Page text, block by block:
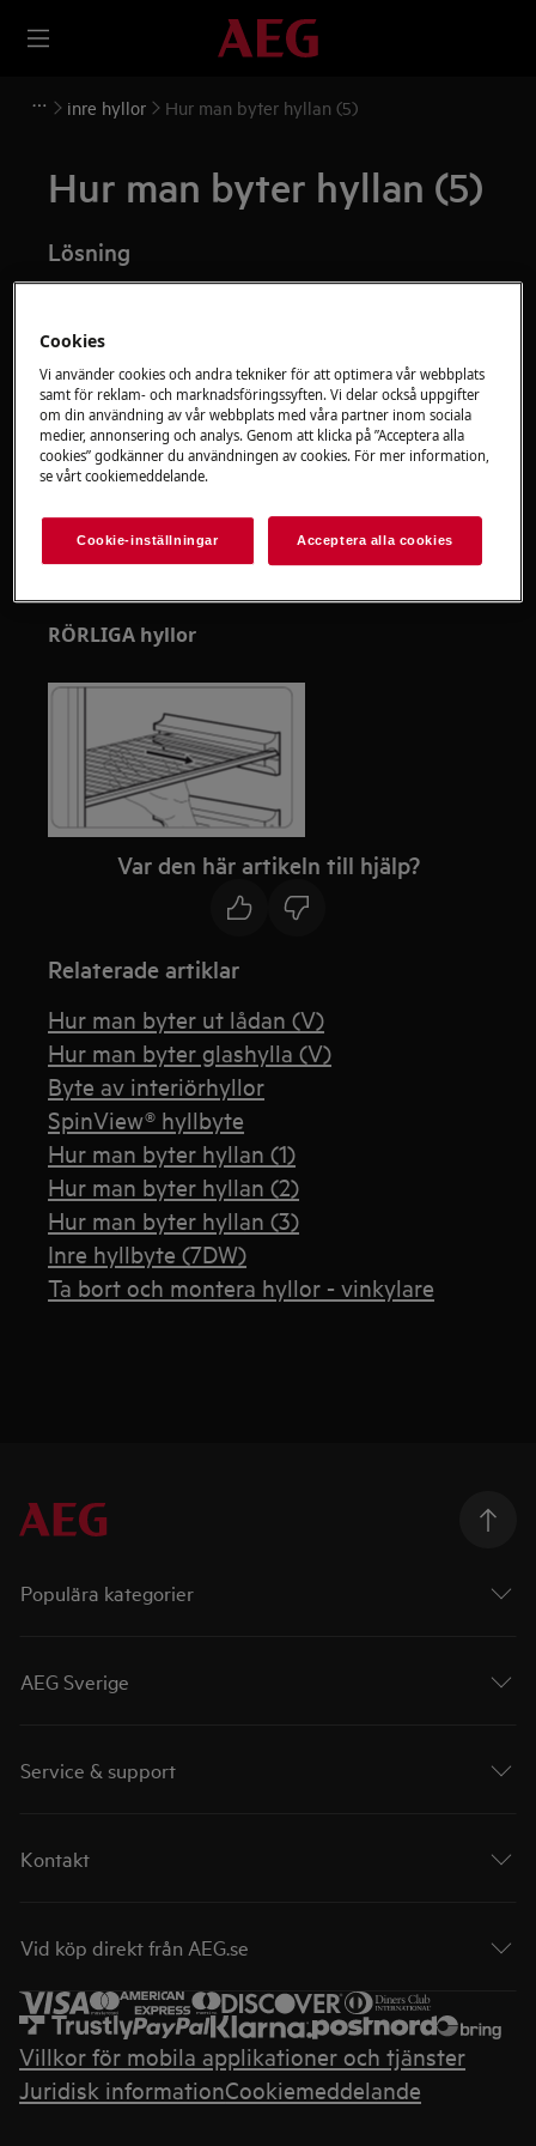
inre hyllor Hur man byter hyllan (5)
Hur man byter hyllan (5)
Lösning
vägguttaget
Var alltid försiktig när du flyttar apparater, för tunga
apparater är det nödvändigt att två personer flyttar
dem.
Använd alltid skyddshandskar och skyddsskor.
Observera att självreparation eller icke-professionell
reparation kan få säkerhetsmässiga konsekvenser
RÖRLIGA hyllor
Var den här artikeln till hjälp?
Relaterade artiklar
Hur man byter ut lådan (V)
Hur man byter glashylla (V)
Byte av interiörhyllor
SpinView® hyllbyte
Hur man byter hyllan (1)
Hur man byter hyllan (2)
Hur man byter hyllan (3)
Inre hyllbyte (7DW)
Ta bort och montera hyllor - vinkylare
Populära kategorier
AEG Sverige
Service & support
Kontakt
Vid köp direkt från AEG.se
Villkor för mobila applikationer och tjänster
Juridisk informationCookiemeddelande
Cookies
Vi använder cookies och andra tekniker för att optimera vår webbplats
samt för reklam- och marknadsföringssyften. Vi delar också uppgifter
om din användning av vår webbplats med våra partner inom sociala
medier, annonsering och analys. Genom att klicka på ”Acceptera alla
cookies” godkänner du användningen av cookies. För mer information,
se vårt cookiemeddelande.
Cookie-inställningar Acceptera alla cookies